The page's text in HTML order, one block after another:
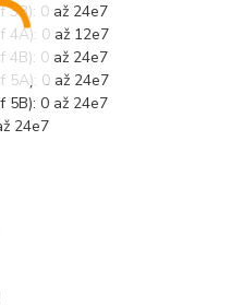
3B): 0 až 24e7
4A): 0 až 12e7
4B): 0 až 24e7
5A): 0 až 24e7
5B): 0 až 24e7
24e7